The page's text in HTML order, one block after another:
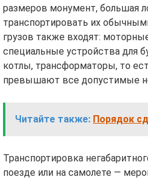
размеров монумент, большая
транспортировать их
грузов также входят:
специальные устройства для
котлы, трансформаторы, то
превышают все допустимые
Читайте также: Порядок
Транспортировка
поезде или на самолете —